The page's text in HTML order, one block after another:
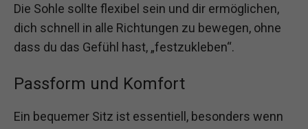
Die Sohle sollte flexibel sein und dir ermöglichen,
dich schnell in alle Richtungen zu bewegen, ohne
dass du das Gefühl hast, „festzukleben“.
Passform und Komfort
Ein bequemer Sitz ist essentiell, besonders wenn